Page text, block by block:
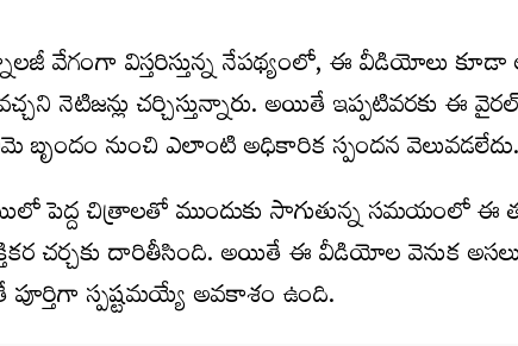
వేగంగా విస్తరిస్తున్న నేపథ్యంలో, ఈ వీడియోలు
నెటిజన్లు చర్చిస్తున్నారు. అయితే ఇప్పటివరకు ఈ వైరల్
బృందం నుంచి ఎలాంటి అధికారిక స్పందన వెలువడలేదు.
చిత్రాలతో ముందుకు సాగుతున్న సమయంలో ఈ
చర్చకు దారితీసింది. అయితే ఈ వీడియోల వెనుక
పూర్తిగా స్పష్టమయ్యే అవకాశం ఉంది.